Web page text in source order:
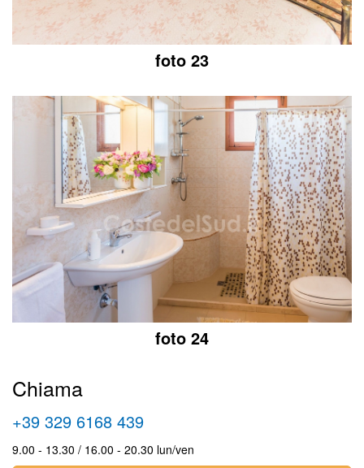
foto 23
foto 24
Chiama
+39 329 6168 439
9.00 - 13.30 / 16.00 - 20.30 lun/ven